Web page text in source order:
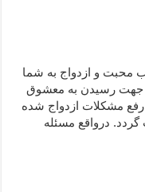
محبت و ازدواج به شما
جهت رسیدن به معشوق
مشکلات ازدواج شده
گردد. درواقع مسئله